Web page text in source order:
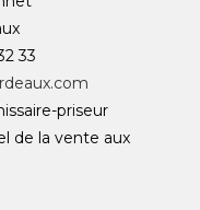
33
priseur
de la vente aux